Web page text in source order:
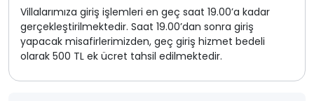
Villalarımıza giriş işlemleri en geç saat 19.00’a kadar
gerçekleştirilmektedir. Saat 19.00’dan sonra giriş
yapacak misafirlerimizden, geç giriş hizmet bedeli
olarak 500 TL ek ücret tahsil edilmektedir.